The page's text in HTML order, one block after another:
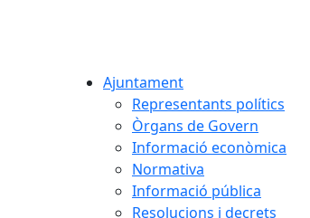
Ajuntament
Representants polítics
Òrgans de Govern
Informació econòmica
Normativa
Informació pública
Resolucions i decrets